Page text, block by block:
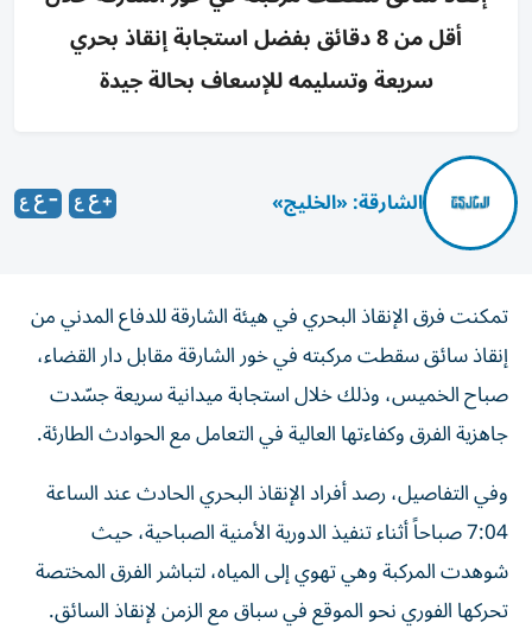
أقل من 8 دقائق بفضل استجابة إنقاذ بحري
سريعة وتسليمه للإسعاف بحالة جيدة
الشارقة: «الخليج»
تمكنت فرق الإنقاذ البحري في هيئة الشارقة للدفاع المدني من
إنقاذ سائق سقطت مركبته في خور الشارقة مقابل دار القضاء،
صباح الخميس، وذلك خلال استجابة ميدانية سريعة جسّدت
جاهزية الفرق وكفاءتها العالية في التعامل مع الحوادث الطارئة.
وفي التفاصيل، رصد أفراد الإنقاذ البحري الحادث عند الساعة
7:04 صباحاً أثناء تنفيذ الدورية الأمنية الصباحية، حيث
شوهدت المركبة وهي تهوي إلى المياه، لتباشر الفرق المختصة
تحركها الفوري نحو الموقع في سباق مع الزمن لإنقاذ السائق.